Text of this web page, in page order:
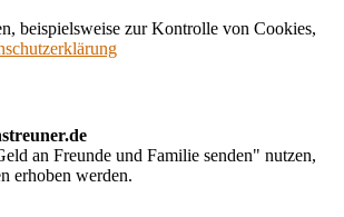
beispielsweise zur Kontrolle von Cookies,
an Freunde und Familie senden" nutzen,
erhoben werden.